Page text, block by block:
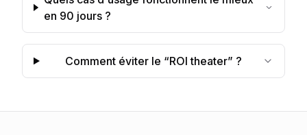
en 90 jours ?
Comment éviter le “ROI theater” ?